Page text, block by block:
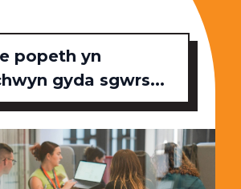
popeth yn
gyda sgwrs...